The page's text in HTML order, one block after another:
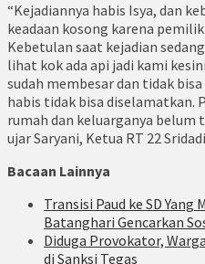
“Kejadiannya habis Isya, dan
keadaan kosong karena
Kebetulan saat kejadian
lihat kok ada api jadi kami
sudah membesar dan tidak
habis tidak bisa diselamatkan.
rumah dan keluarganya belum
ujar Saryani, Ketua RT 22
Bacaan Lainnya
Transisi Paud ke SD
Batanghari Gencarkan
Diduga Provokator,
di Sanksi Tegas